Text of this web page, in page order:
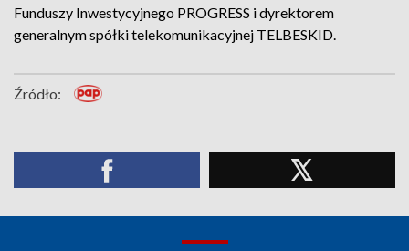
Funduszy Inwestycyjnego PROGRESS i dyrektorem
generalnym spółki telekomunikacyjnej TELBESKID.
Źródło: